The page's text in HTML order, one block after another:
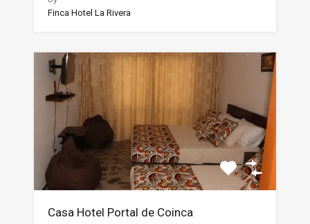
Finca Hotel La Rivera
Casa Hotel Portal de Coinca